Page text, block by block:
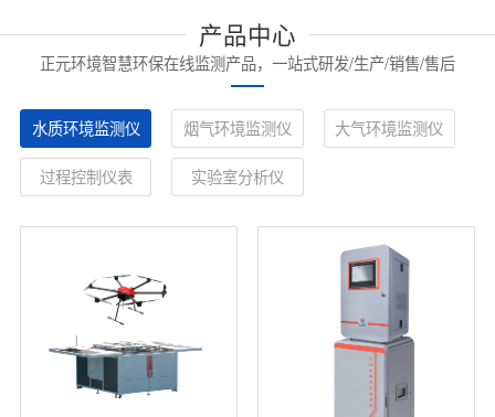
产品中心
正元环境智慧环保在线监测产品，一站式研发/生产/销售/售后
水质环境监测仪 烟气环境监测仪 大气环境监测仪
过程控制仪表 实验室分析仪